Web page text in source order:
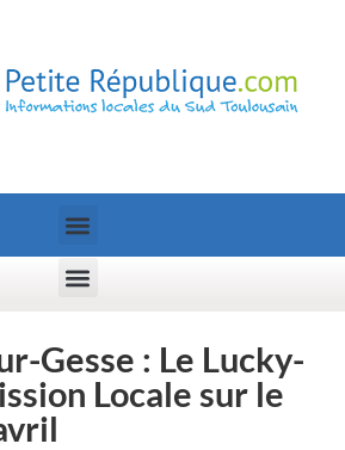
Gesse : Le Lucky-
Locale sur le